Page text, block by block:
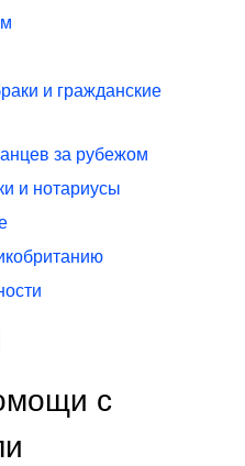
и гражданские
за рубежом
и нотариусы
с